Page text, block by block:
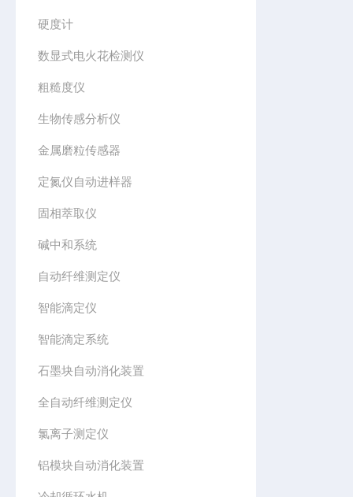
硬度计
数显式电火花检测仪
粗糙度仪
生物传感分析仪
金属磨粒传感器
定氮仪自动进样器
固相萃取仪
碱中和系统
自动纤维测定仪
智能滴定仪
智能滴定系统
石墨块自动消化装置
全自动纤维测定仪
氯离子测定仪
铝模块自动消化装置